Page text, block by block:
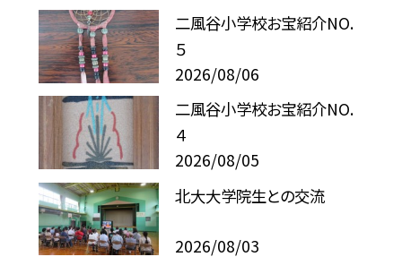
二風谷小学校お宝紹介NO.
５
2026/08/06
二風谷小学校お宝紹介NO.
４
2026/08/05
北大大学院生との交流
2026/08/03